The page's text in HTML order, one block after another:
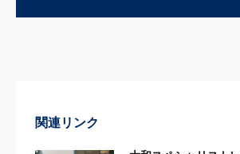
関連リンク